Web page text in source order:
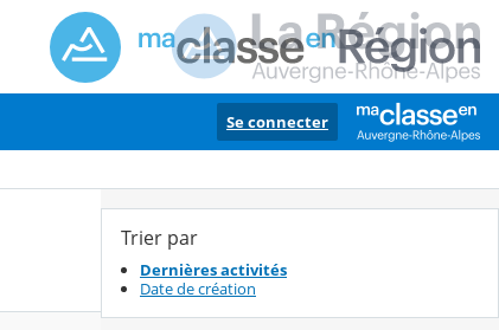
Se connecter
Trier par
Dernières activités
Date de création